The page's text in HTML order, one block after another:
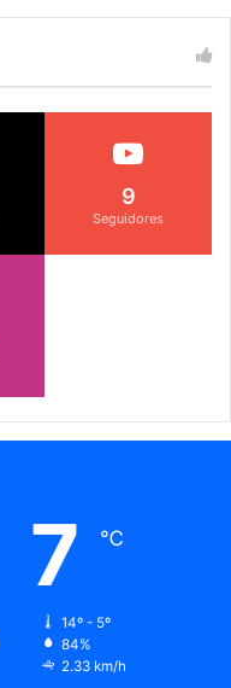
9
Seguidores
7 ℃
14º - 5º
84%
2.33 km/h